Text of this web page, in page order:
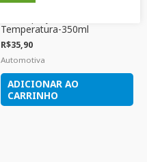
Temperatura-350ml
R$35,90
Automotiva
ADICIONAR AO
CARRINHO